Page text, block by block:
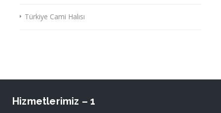
Türkiye Cami Halısı
Hizmetlerimiz – 1